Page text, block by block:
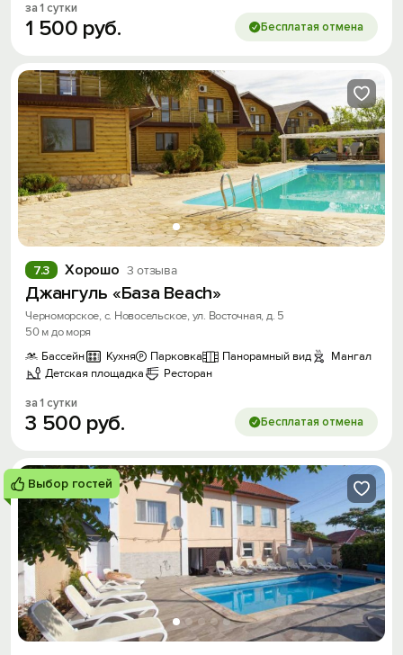
за 1 сутки
1 500 руб. Бесплатая отмена
Хорошо 3 отзыва
7.3
Джангуль «База Beach»
Черноморское, с. Новосельское, ул. Восточная, д. 5
50 м до моря
Бассейн
Кухня Парковка Панорамный вид
Мангал
Детская площадка
Ресторан
за 1 сутки
3 500 руб. Бесплатая отмена
Выбор гостей